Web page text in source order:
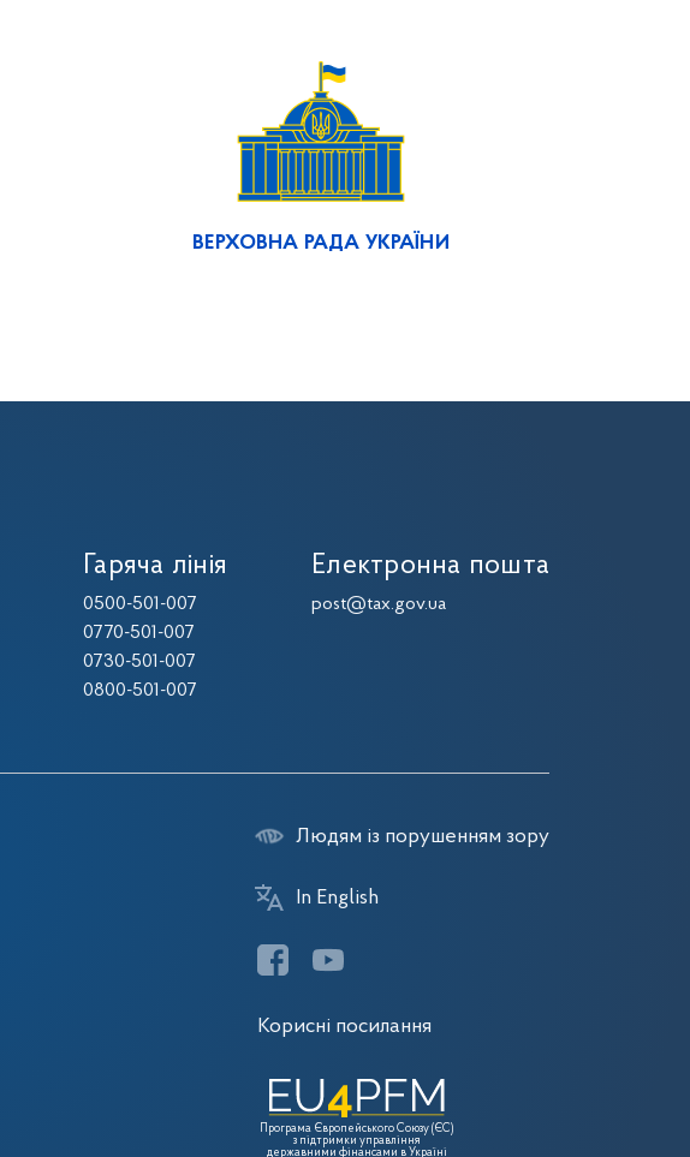
ВЕРХОВНА РАДА УКРАЇНИ
Гаряча лінія
0500-501-007
0770-501-007
0730-501-007
0800-501-007
Електронна пошта
post@tax.gov.ua
Людям із порушенням зору
In English
Корисні посилання
Програма Європейського Союзу (ЄС)
з підтримки управління
державними фінансами в Україні